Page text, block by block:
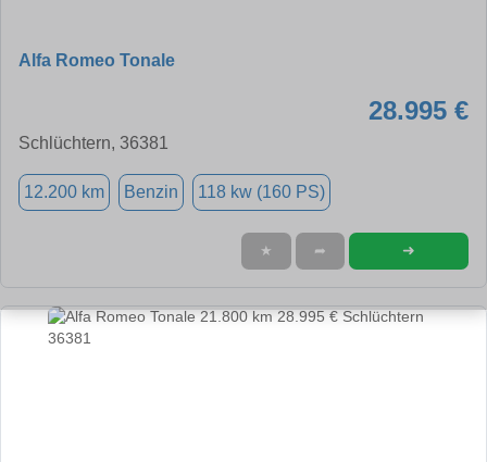
Alfa Romeo Tonale
28.995 €
Schlüchtern, 36381
12.200 km Benzin 118 kw (160 PS)
★ ➦ ➜